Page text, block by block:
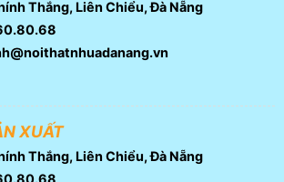
Thắng, Liên Chiểu, Đà Nẵng
XUẤT
Thắng, Liên Chiểu, Đà Nẵng